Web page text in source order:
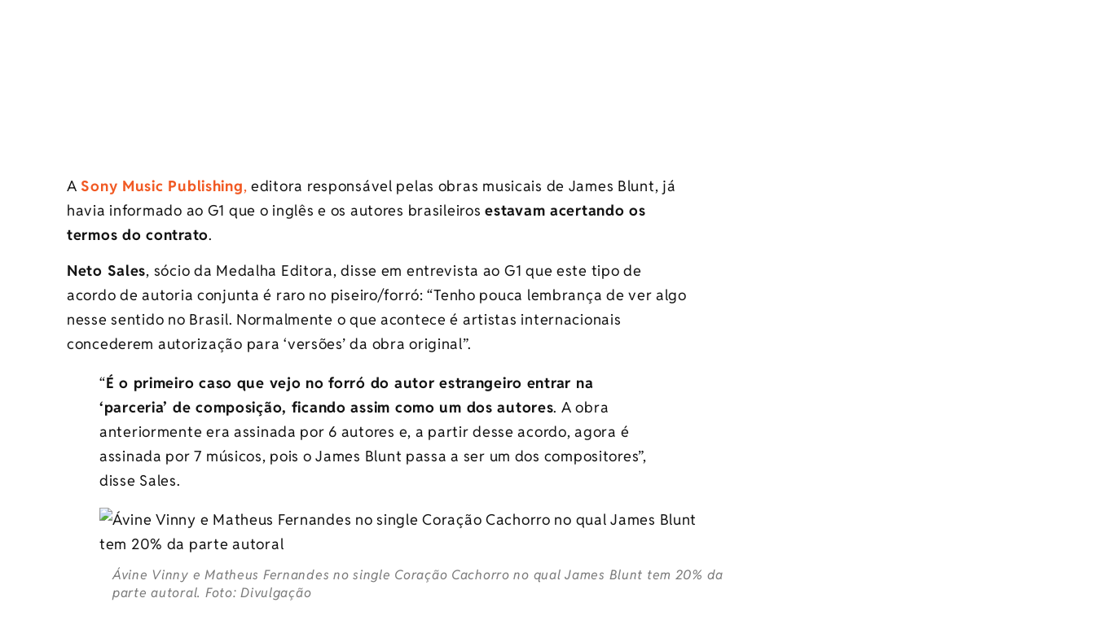
A Sony Music Publishing, editora responsável pelas obras musicais de James Blunt, já
havia informado ao G1 que o inglês e os autores brasileirosestavam acertando os
termos do contrato.
Neto Sales, sócio da Medalha Editora, disse em entrevista ao G1 que este tipo de
acordo de autoria conjunta é raro no piseiro/forró: “Tenho pouca lembrança de ver algo
nesse sentido no Brasil. Normalmente o que acontece é artistas internacionais
concederem autorização para ‘versões’ da obra original”.
“É o primeiro caso que vejo no forró do autor estrangeiro entrar na
‘parceria’ de composição, ficando assim como um dos autores. A obra
anteriormente era assinada por 6 autores e, a partir desse acordo, agora é
assinada por 7 músicos, pois o James Blunt passa a ser um dos compositores”,
disse Sales.
Ávine Vinny e Matheus Fernandes no single Coração Cachorro no qual James Blunt tem 20% da
parte autoral. Foto: Divulgação